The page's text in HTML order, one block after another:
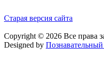
Старая версия сайта
Copyright © 2026 Все права
Designed by